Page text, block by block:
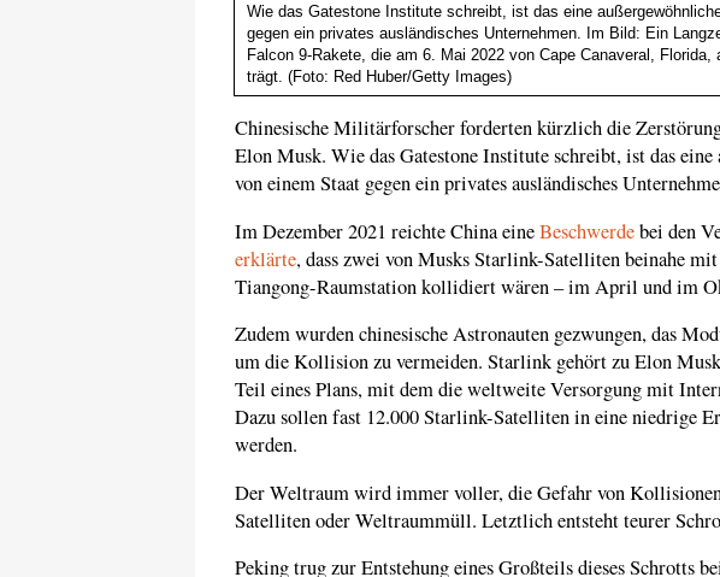
Wie das Gatestone Institute schreibt, ist das eine
gegen ein privates ausländisches Unternehmen. Im Bild: Ein
Falcon 9-Rakete, die am 6. Mai 2022 von Cape Canaveral, Florida,
trägt. (Foto: Red Huber/Getty Images)
Chinesische Militärforscher forderten kürzlich die
Elon Musk. Wie das Gatestone Institute schreibt, ist das
von einem Staat gegen ein privates ausländisches
Im Dezember 2021 reichte China eineBeschwerdebei den
erklärte, dass zwei von Musks Starlink-Satelliten beinahe
Tiangong-Raumstation kollidiert wären – im April und im
Zudem wurden chinesische Astronauten gezwungen, das
um die Kollision zu vermeiden. Starlink gehört zu Elon
Teil eines Plans, mit dem die weltweite Versorgung mit
Dazu sollen fast 12.000 Starlink-Satelliten in eine niedrige
werden.
Der Weltraum wird immer voller, die Gefahr von
Satelliten oder Weltraummüll. Letztlich entsteht teurer
Peking trug zur Entstehung eines Großteils dieses Schrotts